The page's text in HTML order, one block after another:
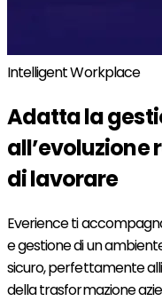
Intelligent Workplace
Adatta la
all’evoluzione
di lavorare
Everience ti
e gestione di un
sicuro, perfettamente
della trasformazione